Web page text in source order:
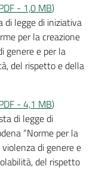
- 1,0 MB)
di legge di iniziativa
per la creazione
genere e per la
del rispetto e della
- 4,1 MB)
di legge di
“Norme per la
di genere e
del rispetto